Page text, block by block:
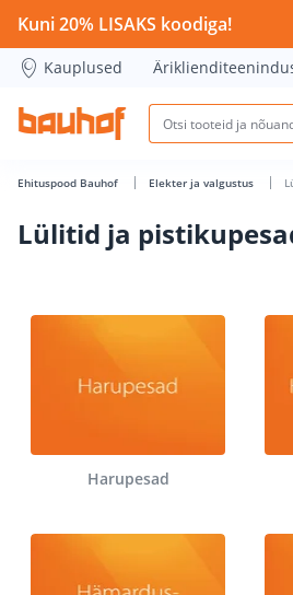
Lülitid ja pistikupesad - Bauhof has
Kuni 20% LISAKS koodiga!
Kauplused
Ehituspood Bauhof Elekter ja valgustus
Lülitid ja
Harupesad